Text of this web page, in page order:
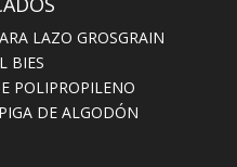
LAZO GROSGRAIN
BIES
POLIPROPILENO
DE ALGODÓN